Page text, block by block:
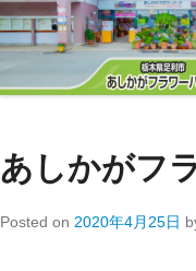
あしかがフ
Posted on 2020年4月25日